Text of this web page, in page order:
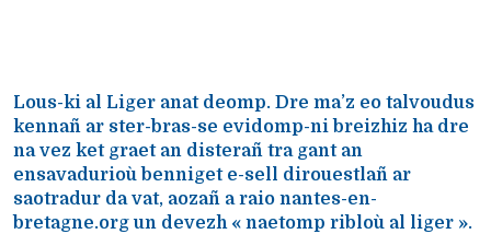
Lous-ki al Liger anat deomp. Dre ma’z eo talvoudus
kennañ ar ster-bras-se evidomp-ni breizhiz ha dre
na vez ket graet an disterañ tra gant an
ensavadurioù benniget e-sell dirouestlañ ar
saotradur da vat, aozañ a raio nantes-en-
bretagne.org un devezh « naetomp ribloù al liger ».